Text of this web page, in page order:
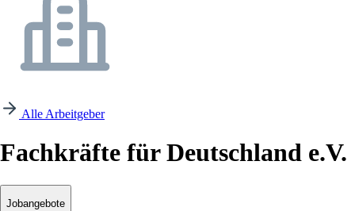
Alle Arbeitgeber
Fachkräfte für Deutschland e.V.
Jobangebote